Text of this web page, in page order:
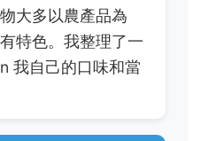
大多以農產品為
特色。我整理了一
我自己的口味和當